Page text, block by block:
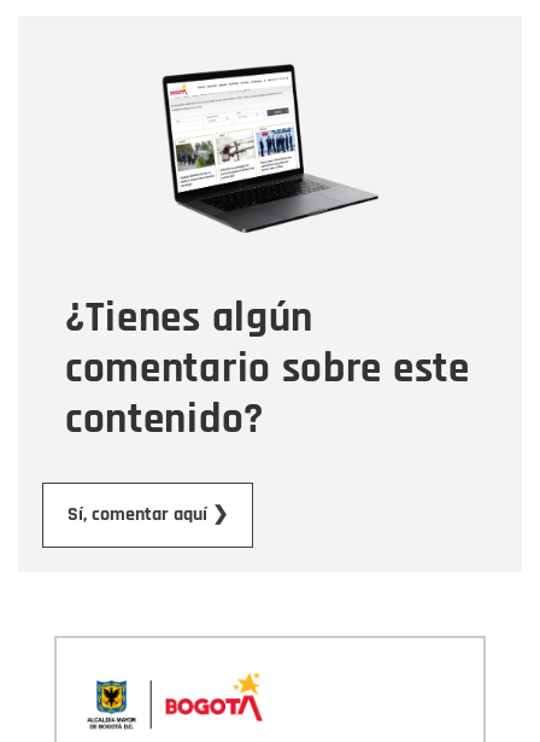
¿Tienes algún
comentario sobre este
contenido?
Sí, comentar aquí ❯
Correo electrónico
Tipo de comentario
Mensaje